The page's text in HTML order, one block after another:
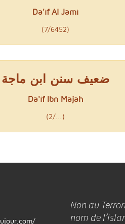
Da'if Al Jami
(7/6452)
ضعيف سنن ابن ماجة
Da'if Ibn Majah
(2/...)
Non au
nom de